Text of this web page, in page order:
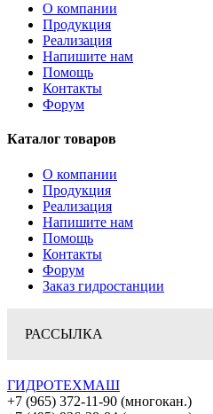
О компании
Продукция
Реализация
Напишите нам
Помощь
Контакты
Форум
Каталог товаров
О компании
Продукция
Реализация
Напишите нам
Помощь
Контакты
Форум
Заказ гидростанции
РАССЫЛКА
ГИДРОТЕХМАШ
+7 (965) 372-11-90 (многокан.)